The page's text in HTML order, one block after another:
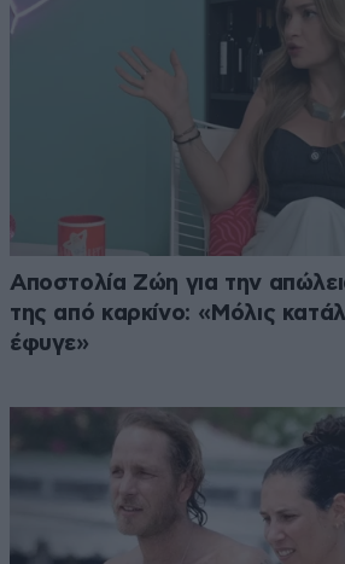
Αποστολία Ζώη για την
της από καρκίνο: «Μόλις
έφυγε»